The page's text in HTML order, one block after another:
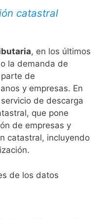
catastral
, en los últimos
la demanda de
de
y empresas. En
de descarga
que pone
de empresas y
catastral, incluyendo
de los datos